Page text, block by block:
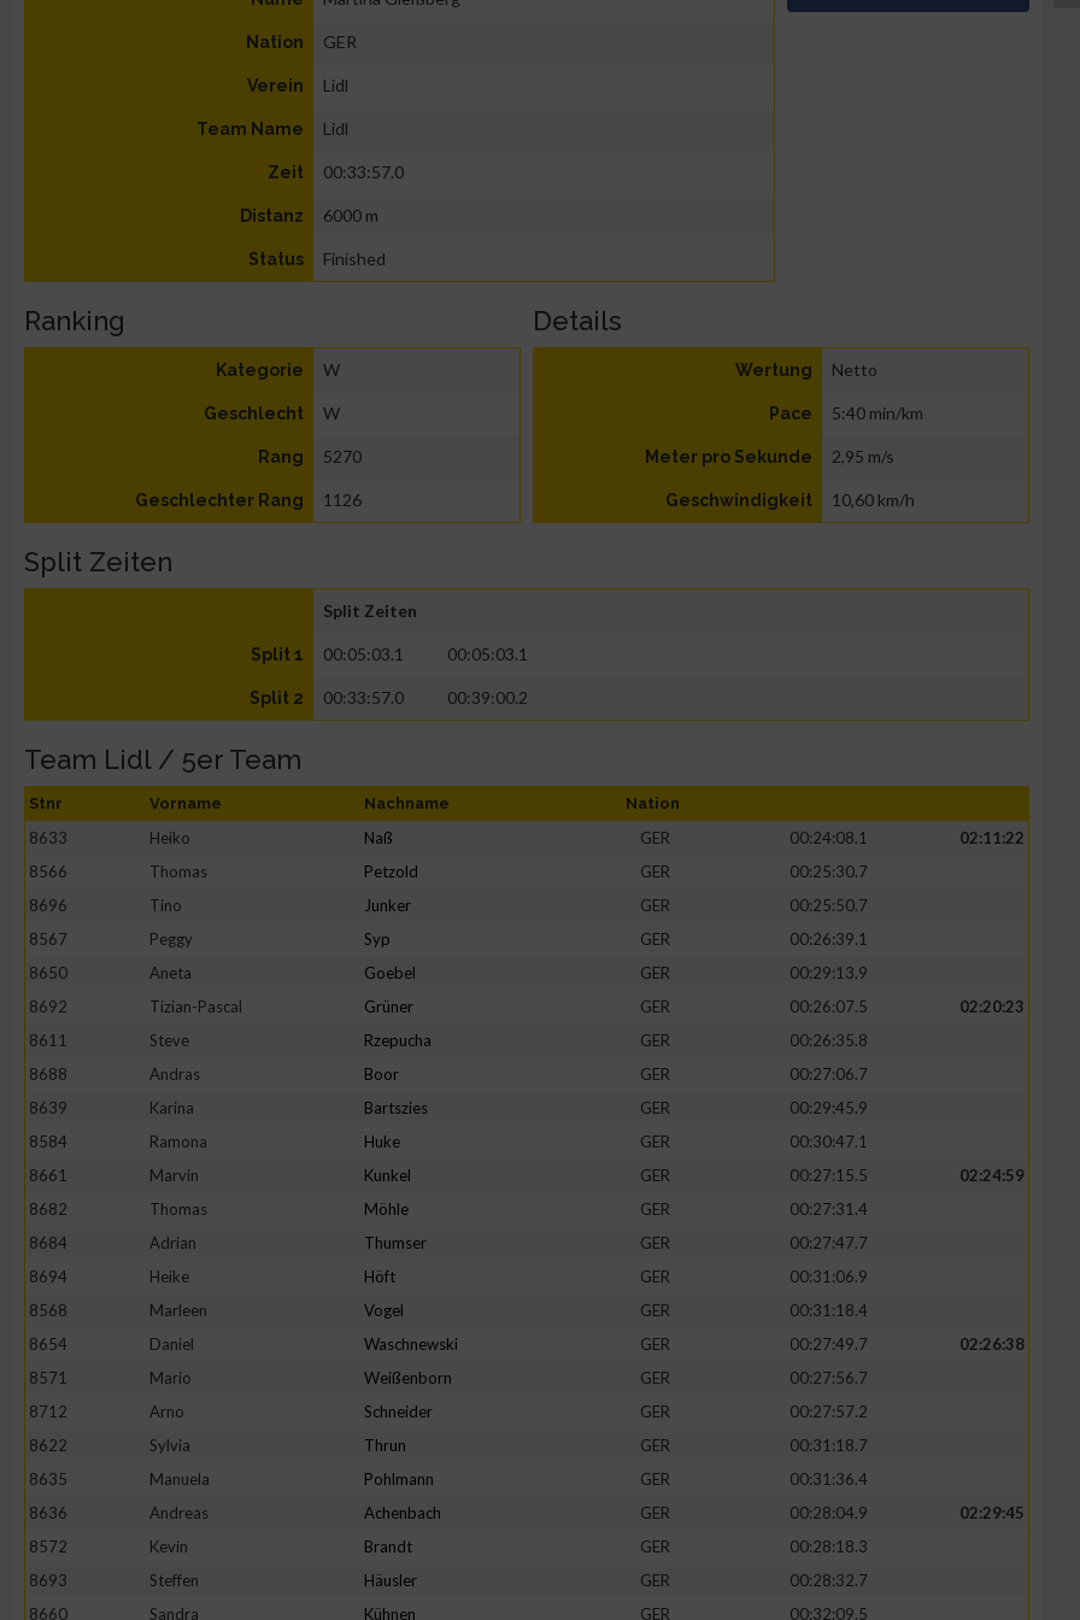
Nation GER
Verein Lidl
Team Name Lidl
Zeit 00:33:57.0
Distanz 6000 m
Status Finished
Ranking
Kategorie W
Geschlecht W
Rang 5270
Geschlechter Rang 1126
Details
Wertung Netto
Pace 5:40 min/km
Meter pro Sekunde 2,95 m/s
Geschwindigkeit 10,60 km/h
Split Zeiten
Split Zeiten
Split 1 00:05:03.1 00:05:03.1
Split 2 00:33:57.0 00:39:00.2
Team Lidl / 5er Team
Stnr Vorname Nachname Nation
8633 Heiko Naß GER 00:24:08.1
02:11:22
8566
Thomas Petzold GER
00:25:30.7
8696
Tino Junker GER
00:25:50.7
8567
Peggy Syp GER
00:26:39.1
8650
Aneta Goebel GER
00:29:13.9
8692
Tizian-Pascal Grüner GER 00:26:07.5
02:20:23
8611
Steve Rzepucha GER
00:26:35.8
8688
Andras Boor GER
00:27:06.7
8639
Karina Bartszies GER
00:29:45.9
8584
Ramona Huke GER
00:30:47.1
8661
Marvin Kunkel GER 00:27:15.5
02:24:59
8682
Thomas Möhle GER
00:27:31.4
8684
Adrian Thumser GER
00:27:47.7
8694
Heike Höft GER
00:31:06.9
8568
Marleen Vogel GER
00:31:18.4
8654
Daniel Waschnewski GER 00:27:49.7
02:26:38
8571
Mario Weißenborn GER
00:27:56.7
8712
Arno Schneider GER
00:27:57.2
8622
Sylvia Thrun GER
00:31:18.7
8635
Manuela Pohlmann GER
00:31:36.4
8636
Andreas Achenbach GER 00:28:04.9
02:29:45
8572
Kevin Brandt GER
00:28:18.3
8693
Steffen Häusler GER
00:28:32.7
8660
Sandra Kühnen GER
00:32:09.5